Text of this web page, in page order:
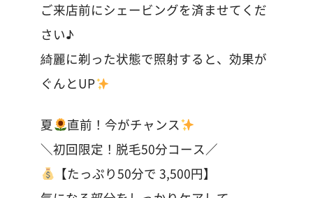
ご来店前にシェービングを済ませてくだ
さい♪
綺麗に剃った状態で照射すると、効果が
ぐんとUP
夏
直前！今がチャンス
＼初回限定！脱毛50分コース／
【たっぷり50分で 3,500円】